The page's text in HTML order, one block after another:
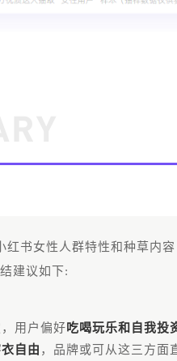
红书女性人群特性和种草内
建议如下:
用户偏好吃喝玩乐和自我投
自由 ，品牌或可从这三方面